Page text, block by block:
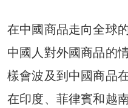
在中國商品走向全球
中國人對外國商品的
樣會波及到中國商品
在印度、菲律賓和越